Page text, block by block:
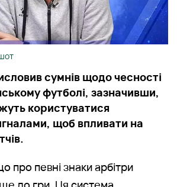
сумнів щодо чесності
футболі, зазначивши,
користуватися
щоб впливати на
про певні знаки арбітри